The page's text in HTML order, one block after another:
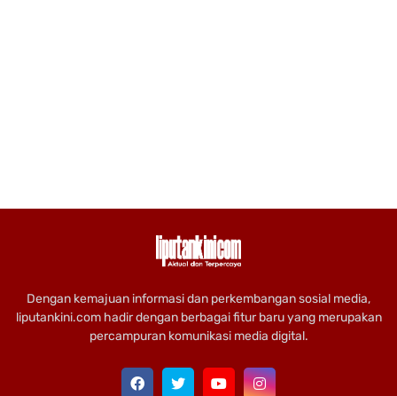
Dengan kemajuan informasi dan perkembangan sosial media,
liputankini.com hadir dengan berbagai fitur baru yang merupakan
percampuran komunikasi media digital.